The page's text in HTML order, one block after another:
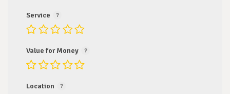
Service
Value for Money
Location